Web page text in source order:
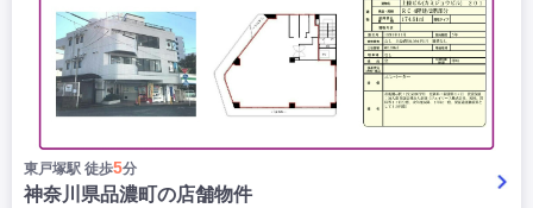
東戸塚駅 徒歩5分
神奈川県品濃町の店舗物件